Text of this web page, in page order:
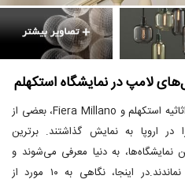
MAISON&OBJET Paris، نمایشگاه اثاثیه استکهلم و Fiera Millano، بعضی از
اروپا به نمایش گذاشتند. برترین
به دنیا معرفی می‌شوند و
طراحان لامپ، امسال از قافله عقب نماندند.در اینجا، نگاهی به ۱۰ مورد از